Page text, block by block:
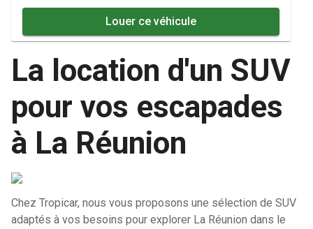
Louer ce véhicule
La location d'un SUV
pour vos escapades
à La Réunion
Chez Tropicar, nous vous proposons une sélection de SUV
adaptés à vos besoins pour explorer La Réunion dans le